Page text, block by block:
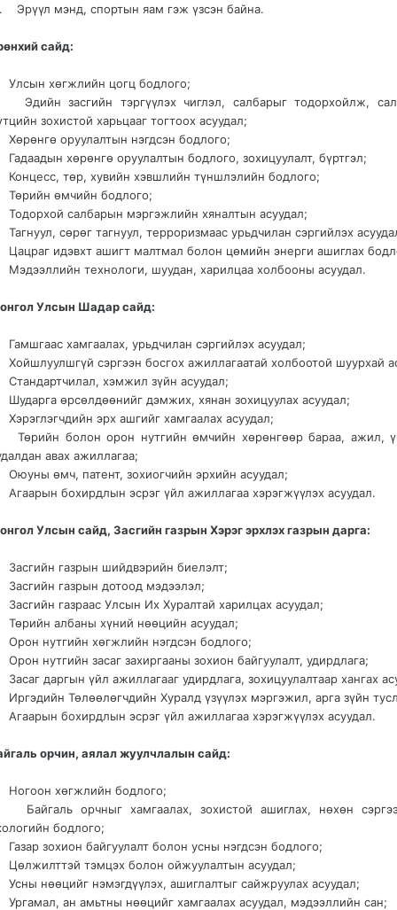
Эрүүл мэнд, спортын яам гэж үзсэн байна.
сайд:
хөгжлийн цогц бодлого;
засгийн тэргүүлэх чиглэл, салбарыг тодорхойлж,
зохистой харьцааг тогтоох асуудал;
оруулалтын нэгдсэн бодлого;
хөрөнгө оруулалтын бодлого, зохицуулалт, бүртгэл;
төр, хувийн хэвшлийн түншлэлийн бодлого;
өмчийн бодлого;
салбарын мэргэжлийн хяналтын асуудал;
сөрөг тагнуул, терроризмаас урьдчилан сэргийлэх
идэвхт ашигт малтмал болон цөмийн энерги ашиглах
технологи, шуудан, харилцаа холбооны асуудал.
Улсын Шадар сайд:
хамгаалах, урьдчилан сэргийлэх асуудал;
сэргээн босгох ажиллагаатай холбоотой шуурхай
хэмжил зүйн асуудал;
өрсөлдөөнийг дэмжих, хянан зохицуулах асуудал;
эрх ашгийг хамгаалах асуудал;
болон орон нутгийн өмчийн хөрөнгөөр бараа, ажил,
авах ажиллагаа;
өмч, патент, зохиогчийн эрхийн асуудал;
бохирдлын эсрэг үйл ажиллагаа хэрэгжүүлэх асуудал.
Улсын сайд, Засгийн газрын Хэрэг эрхлэх газрын дарга:
газрын шийдвэрийн биелэлт;
газрын дотоод мэдээлэл;
газраас Улсын Их Хуралтай харилцах асуудал;
албаны хүний нөөцийн асуудал;
нутгийн хөгжлийн нэгдсэн бодлого;
нутгийн засаг захиргааны зохион байгуулалт, удирдлага;
даргын үйл ажиллагааг удирдлага, зохицуулалтаар хангах
Төлөөлөгчдийн Хуралд үзүүлэх мэргэжил, арга зүйн
бохирдлын эсрэг үйл ажиллагаа хэрэгжүүлэх асуудал.
орчин, аялал жуулчлалын сайд:
хөгжлийн бодлого;
орчныг хамгаалах, зохистой ашиглах, нөхөн
бодлого;
зохион байгуулалт болон усны нэгдсэн бодлого;
тэмцэх болон ойжуулалтын асуудал;
нөөцийг нэмэгдүүлэх, ашиглалтыг сайжруулах асуудал;
ан амьтны нөөцийг хамгаалах асуудал, мэдээллийн сан;